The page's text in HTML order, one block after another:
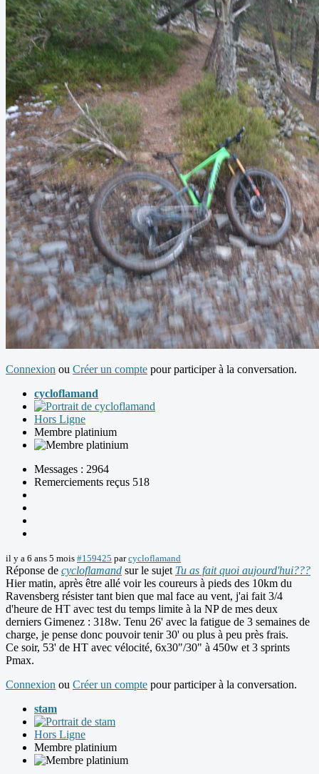
Connexion ou Créer un compte pour participer à la conversation.
cycloflamand
Hors Ligne
Membre platinium
Messages : 2964
Remerciements reçus 518
il y a 6 ans 5 mois #159425 parcycloflamand
Réponse de cycloflamand sur le sujet Tu as fait quoi aujourd'hui???
Hier matin, après être allé voir les coureurs à pieds des 10km du
Ravensberg résister tant bien que mal face au vent, j'ai fait 3/4
d'heure de HT avec test du temps limite à la NP de mes deux
derniers Gimenez : 318w. Tenu 26' avec la fatigue de 3 semaines de
charge, je pense donc pouvoir tenir 30' ou plus à peu près frais.
Ce soir, 53' de HT avec vélocité, 6x30"/30" à 450w et 3 sprints
Pmax.
Connexion ou Créer un compte pour participer à la conversation.
stam
Hors Ligne
Membre platinium